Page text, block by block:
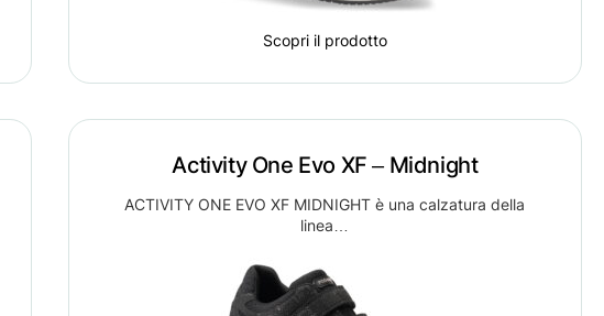
Scopri il prodotto
Activity One Evo XF – Midnight
ACTIVITY ONE EVO XF MIDNIGHT è una calzatura della
linea…